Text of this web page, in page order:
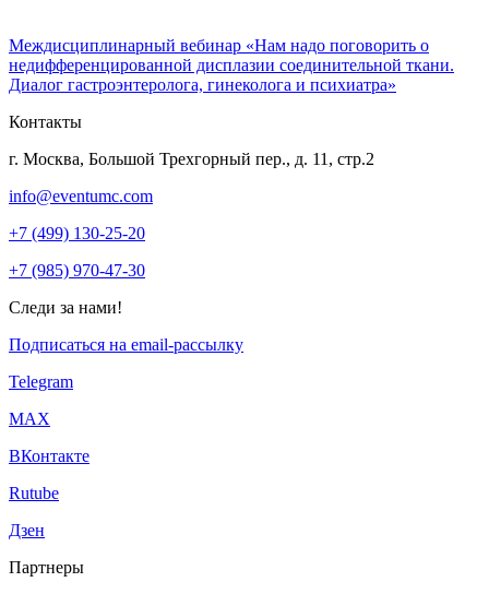
Междисциплинарный вебинар «Нам надо поговорить о
недифференцированной дисплазии соединительной ткани.
Диалог гастроэнтеролога, гинеколога и психиатра»
Контакты
г. Москва, Большой Трехгорный пер., д. 11, стр.2
info@eventumc.com
+7 (499) 130-25-20
+7 (985) 970-47-30
Следи за нами!
Подписаться на email-рассылку
Telegram
МАХ
ВКонтакте
Rutube
Дзен
Партнеры